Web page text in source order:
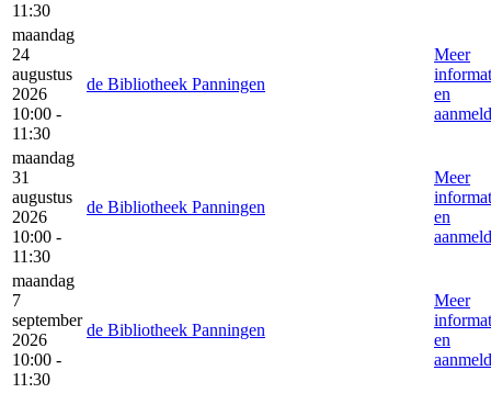
11:30
maandag
24
augustus
2026
10:00 -
11:30
de Bibliotheek Panningen
Meer
en
maandag
31
augustus
2026
10:00 -
11:30
de Bibliotheek Panningen
Meer
en
maandag
7
september
2026
10:00 -
11:30
de Bibliotheek Panningen
Meer
en